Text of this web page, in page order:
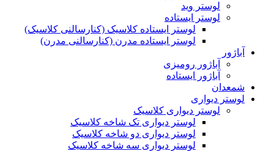
لوستر وید
لوستر ایستاده
لوستر ایستاده کلاسیک (کنارسالنی کلاسیک)
لوستر ایستاده مدرن (کنارسالنی مدرن)
آباژور
آباژور رومیزی
آباژور ایستاده
شمعدان
لوستر دیواری
لوستر دیواری کلاسیک
لوستر دیواری تک شاخه کلاسیک
لوستر دیواری دو شاخه کلاسیک
لوستر دیواری سه شاخه کلاسیک